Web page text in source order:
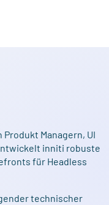
Managern, UI
inniti robuste
für Headless
technischer